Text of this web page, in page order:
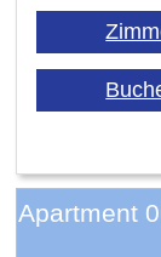
Apartment